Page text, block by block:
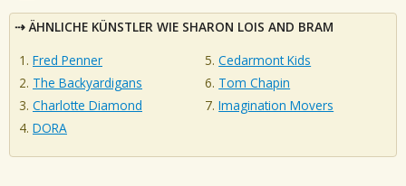
ÄHNLICHE KÜNSTLER WIE SHARON LOIS AND BRAM
Fred Penner
The Backyardigans
Charlotte Diamond
DORA
Cedarmont Kids
Tom Chapin
Imagination Movers